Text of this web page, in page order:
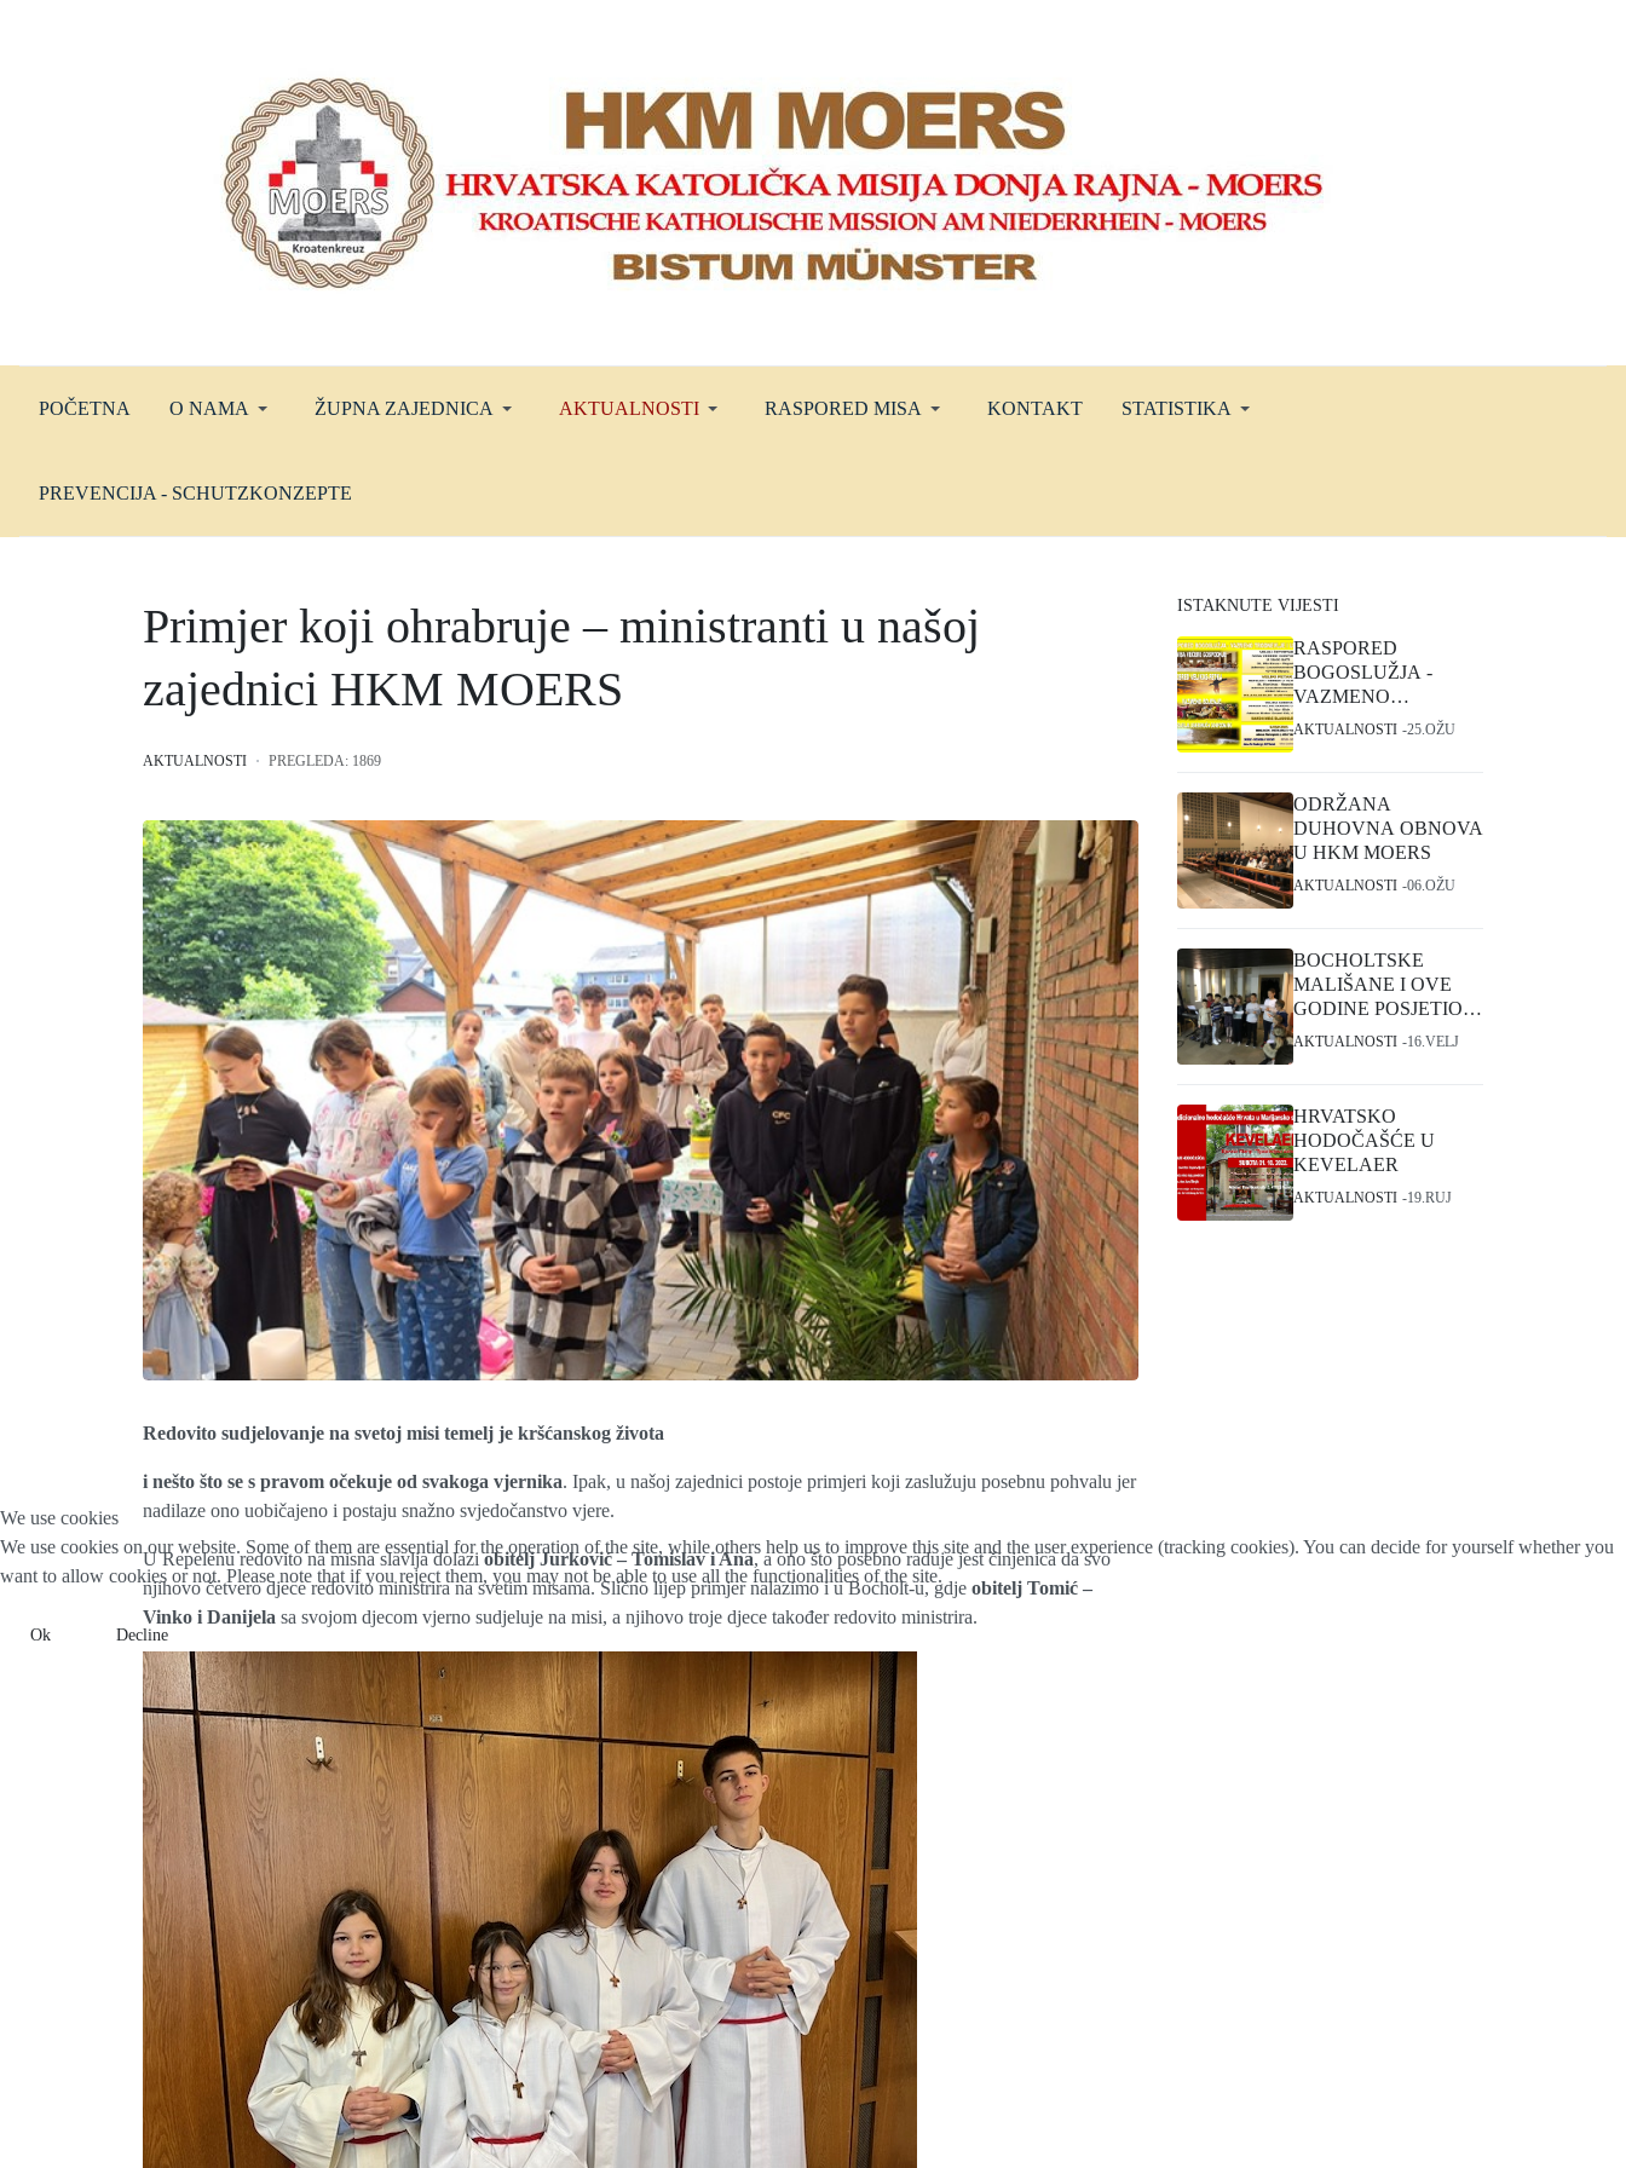
POČETNA O NAMA ŽUPNA ZAJEDNICA AKTUALNOSTI RASPORED MISA KONTAKT STATISTIKA
PREVENCIJA - SCHUTZKONZEPTE
Primjer koji ohrabruje – ministranti u našoj
zajednici HKM MOERS
AKTUALNOSTI PREGLEDA: 1869
Redovito sudjelovanje na svetoj misi temelj je kršćanskog života
i nešto što se s pravom očekuje od svakoga vjernika. Ipak, u našoj zajednici postoje primjeri koji zaslužuju posebnu pohvalu jer
nadilaze ono uobičajeno i postaju snažno svjedočanstvo vjere.
U Repelenu redovito na misna slavlja dolaziobitelj Jurković – Tomislav i Ana, a ono što posebno raduje jest činjenica da svo
njihovo četvero djece redovito ministrira na svetim misama. Slično lijep primjer nalazimo i u Bocholt-u, gdje obitelj Tomić –
Vinko i Danijela sa svojom djecom vjerno sudjeluje na misi, a njihovo troje djece također redovito ministrira.
ISTAKNUTE VIJESTI
RASPORED
BOGOSLUŽJA -
VAZMENO
TRODNEVLJE I
AKTUALNOSTI 25.OŽU
ODRŽANA
DUHOVNA OBNOVA
U HKM MOERS
AKTUALNOSTI 06.OŽU
BOCHOLTSKE
MALIŠANE I OVE
GODINE POSJETIO
SVETI NIKOLA
AKTUALNOSTI 16.VELJ
HRVATSKO
HODOČAŠĆE U
KEVELAER
AKTUALNOSTI 19.RUJ
We use cookies
We use cookies on our website. Some of them are essential for the operation of the site, while others help us to improve this site and the user experience (tracking cookies). You can decide for yourself whether you
want to allow cookies or not. Please note that if you reject them, you may not be able to use all the functionalities of the site.
Ok Decline